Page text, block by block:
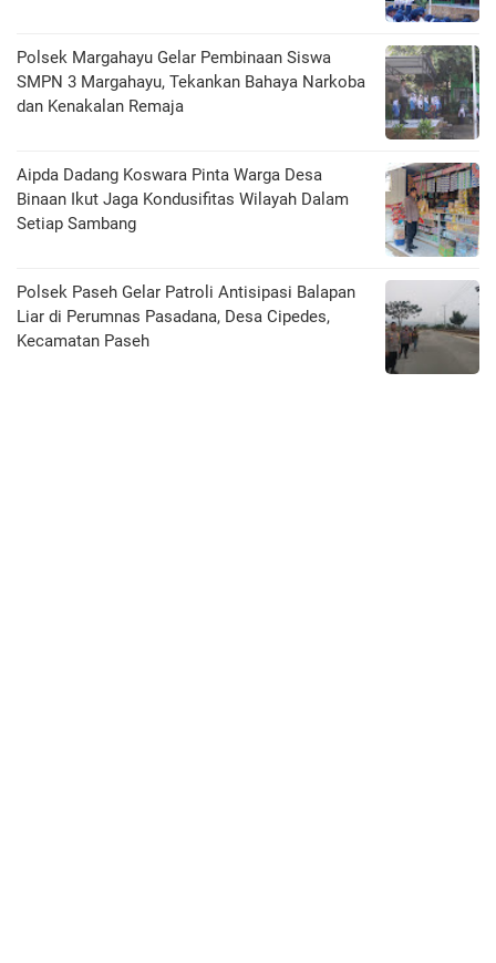
Polsek Margahayu Gelar Pembinaan Siswa
SMPN 3 Margahayu, Tekankan Bahaya Narkoba
dan Kenakalan Remaja
Aipda Dadang Koswara Pinta Warga Desa
Binaan Ikut Jaga Kondusifitas Wilayah Dalam
Setiap Sambang
Polsek Paseh Gelar Patroli Antisipasi Balapan
Liar di Perumnas Pasadana, Desa Cipedes,
Kecamatan Paseh